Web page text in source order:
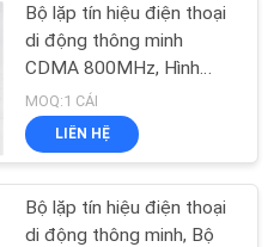
Bộ lặp tín hiệu điện thoại
di động thông minh
CDMA 800MHz, Hình
ALC tốc độ cao
MOQ:1 CÁI
LIÊN HỆ
Bộ lặp tín hiệu điện thoại
di động thông minh, Bộ